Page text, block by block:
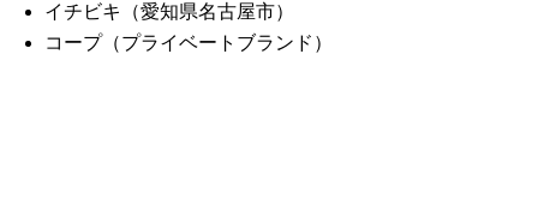
イチビキ（愛知県名古屋市）
コープ（プライベートブランド）